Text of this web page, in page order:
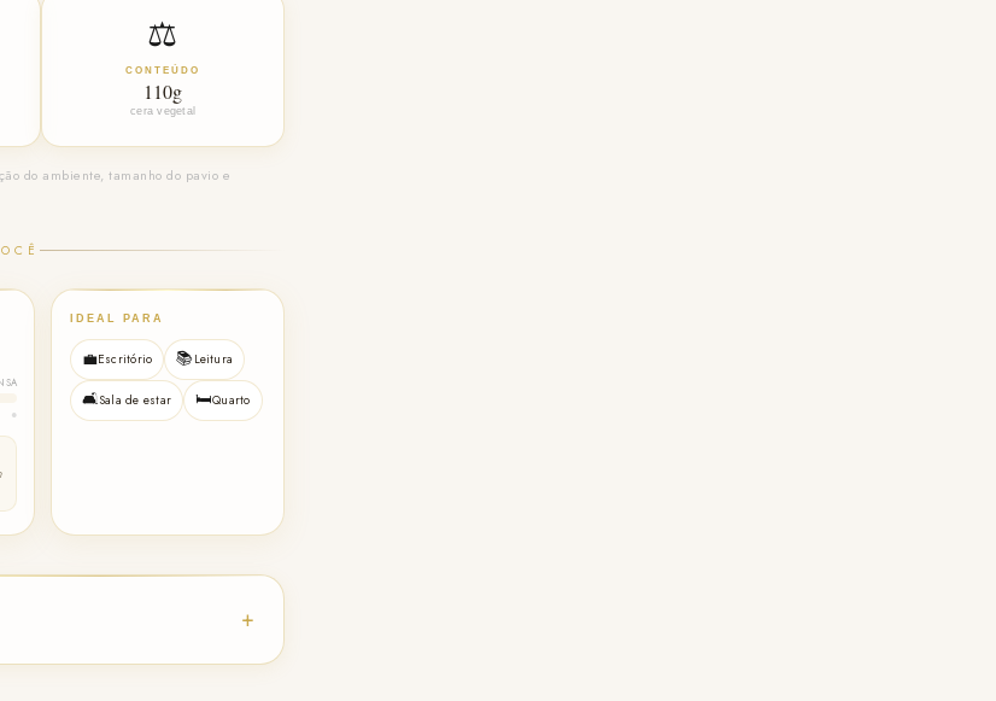
⚖️
CONTEÚDO
110g
cera vegetal
do ambiente, tamanho do pavio e
●
IDEAL PARA
💼Escritório 📚Leitura
🛋️Sala de estar 🛏️Quarto
+